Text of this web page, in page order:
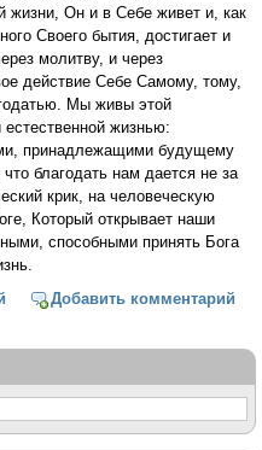
жизни, Он и в Себе живет и, как
Своего бытия, достигает и
молитву, и через
действие Себе Самому, тому,
Мы живы этой
жизнью:
принадлежащими будущему
благодать нам дается не за
крик, на человеческую
Который открывает наши
способными принять Бога
Самом (Митрополит
Добавить комментарий